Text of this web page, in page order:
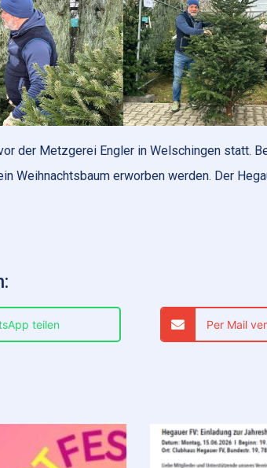
der Metzgerei Engler in Welschingen statt.
Weihnachtsbaum erworben werden. Der
teilen Per Mail